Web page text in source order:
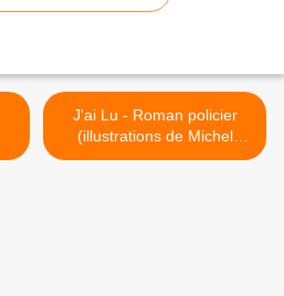
J'ai Lu - Roman policier
(illustrations de Michel
Landi 1983-1990) >